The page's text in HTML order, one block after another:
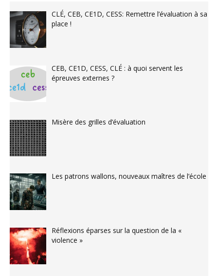
CLÉ, CEB, CE1D, CESS: Remettre l’évaluation à sa
place !
CEB, CE1D, CESS, CLÉ : à quoi servent les
épreuves externes ?
Misère des grilles d’évaluation
Les patrons wallons, nouveaux maîtres de l’école
Réflexions éparses sur la question de la «
violence »